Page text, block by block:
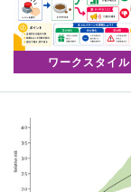
ワークスタイル